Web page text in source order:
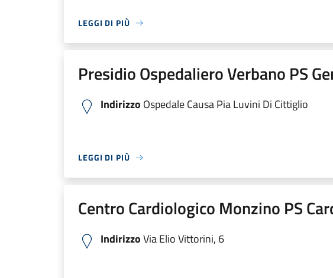
LEGGI DI PIÙ
Presidio Ospedaliero Verbano PS
Indirizzo Ospedale Causa Pia Luvini Di Cittiglio
LEGGI DI PIÙ
Centro Cardiologico Monzino PS
IndirizzoVia Elio Vittorini, 6